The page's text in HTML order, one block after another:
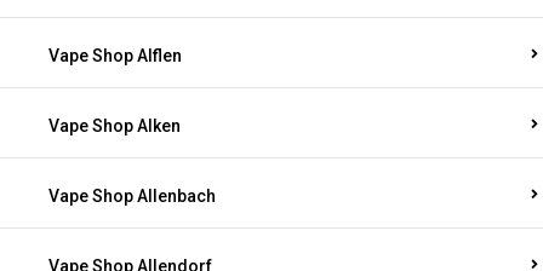
Vape Shop Alflen
Vape Shop Alken
Vape Shop Allenbach
Vape Shop Allendorf